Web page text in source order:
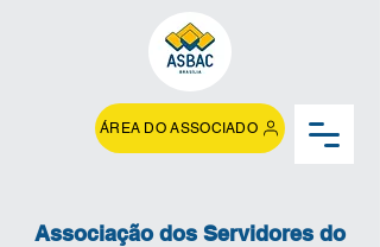
ÁREA DO ASSOCIADO
Associação dos Servidores do